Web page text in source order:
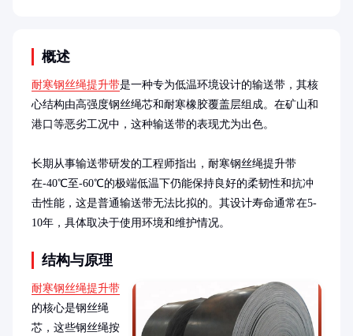
概述
耐寒钢丝绳提升带是一种专为低温环境设计的输送带，其核
心结构由高强度钢丝绳芯和耐寒橡胶覆盖层组成。在矿山和
港口等恶劣工况中，这种输送带的表现尤为出色。
长期从事输送带研发的工程师指出，耐寒钢丝绳提升带
在-40℃至-60℃的极端低温下仍能保持良好的柔韧性和抗冲
击性能，这是普通输送带无法比拟的。其设计寿命通常在5-
10年，具体取决于使用环境和维护情况。
结构与原理
耐寒钢丝绳提升带
的核心是钢丝绳
芯，这些钢丝绳按